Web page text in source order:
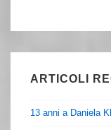
ARTICOLI
13 anni a Daniela